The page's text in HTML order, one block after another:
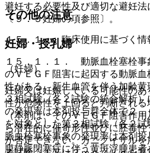
その他の注意
１５．１． 臨床使用に基づく情
１５．１．１． 動脈血栓塞栓事
のＶＥＧＦ阻害に起因する動脈
性がある。新生血管を伴う加齢
３相試験（各２試験の統合解析
の発現率は本剤投与群全体で２
を対象とした第３相試験（各２
脈血栓塞栓事象の発現率は本剤
膜静脈閉塞症に伴う黄斑浮腫患
避妊する必要性及び適切な避妊法
〔９．５妊婦の項参照〕。
妊婦・授乳婦
（妊婦）
妊婦又は妊娠している可能性の
性が危険性を上回ると判断され
（本剤は、そのＶＥＧＦ阻害作
ら潜在的に催奇形性並びに胚毒
が否定できない。カニクイザル